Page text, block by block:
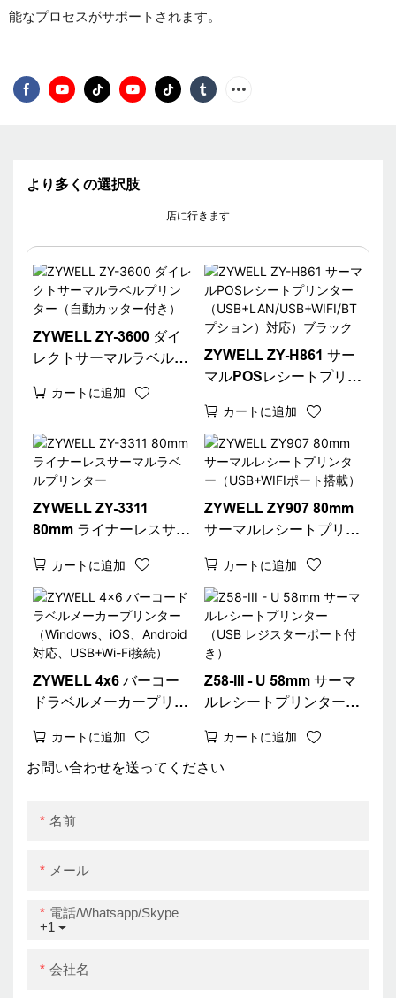
能なプロセスがサポートされます。
より多くの選択肢
店に行きます
ZYWELL ZY-3600 ダイ
レクトサーマルラベルプ
付き）カートに追加
ZYWELL ZY-H861 サー
マルPOSレシートプリン
（USB+LAN/USB+WIFI/
BT（オプション）対
応）ブラック
カートに追加
ZYWELL ZY-3311
80mm ライナーレスサー
カートに追加
ZYWELL ZY907 80mm
サーマルレシートプリン
搭載）カートに追加
ZYWELL 4x6 バーコー
ドラベルメーカープリン
Android対応、USB+Wi-
Fi接続）
カートに追加
Z58-III - U 58mm サーマ
ルレシートプリンター
ト付き）
カートに追加
お問い合わせを送ってください
名前
メール
+1
電話/whatsapp/skype
会社名